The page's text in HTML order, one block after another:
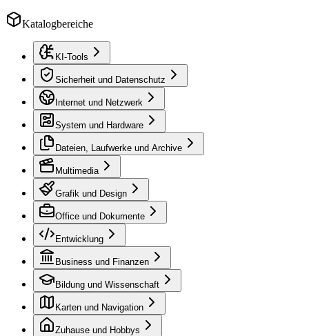
Katalogbereiche
KI-Tools
Sicherheit und Datenschutz
Internet und Netzwerk
System und Hardware
Dateien, Laufwerke und Archive
Multimedia
Grafik und Design
Office und Dokumente
Entwicklung
Business und Finanzen
Bildung und Wissenschaft
Karten und Navigation
Zuhause und Hobbys